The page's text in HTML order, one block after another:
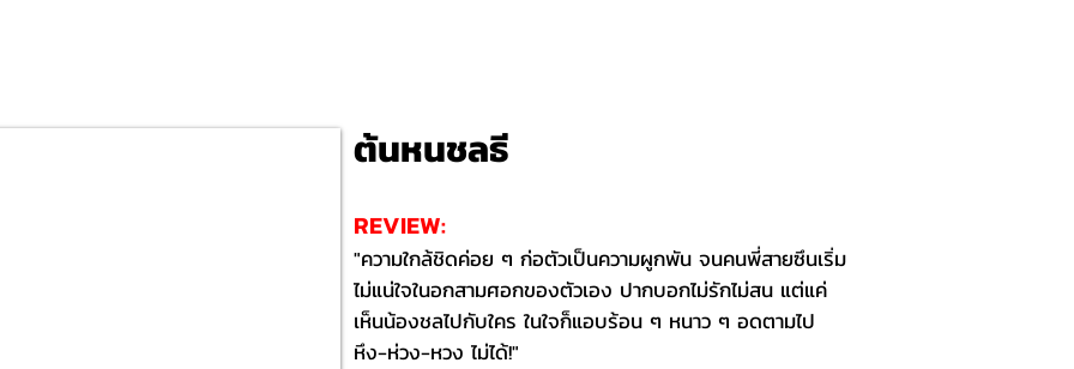
ต้นหนชลธี
REVIEW:
"ความใกล้ชิดค่อย ๆ ก่อตัวเป็นความผูกพัน จนคนพี่สายซึนเริ่ม
ไม่แน่ใจในอกสามศอกของตัวเอง ปากบอกไม่รักไม่สน แต่แค่
เห็นน้องชลไปกับใคร ในใจก็แอบร้อน ๆ หนาว ๆ อดตามไป
หึง-ห่วง-หวง ไม่ได้!"